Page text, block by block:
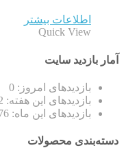
اطلاعات بیشتر
Quick View
آمار بازدید سایت
بازدیدهای امروز: 0
بازدیدهای این هفته:
بازدیدهای این ماه:
دسته‌بندی محصولات